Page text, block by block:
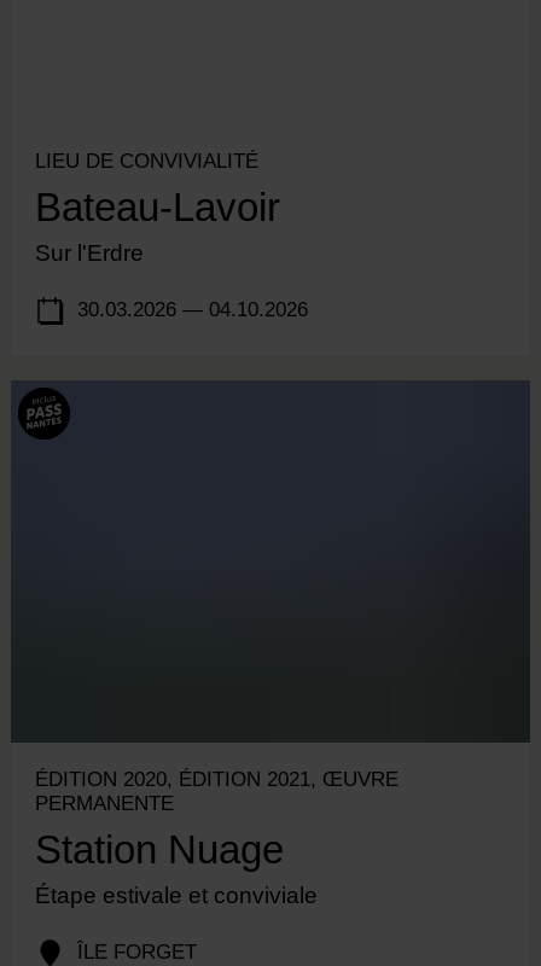
LIEU DE CONVIVIALITÉ
Bateau-Lavoir
Sur l'Erdre
30.03.2026 — 04.10.2026
ÉDITION 2020, ÉDITION 2021, ŒUVRE
PERMANENTE
Station Nuage
Étape estivale et conviviale
ÎLE FORGET